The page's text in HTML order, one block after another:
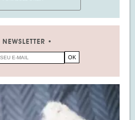
NEWSLETTER